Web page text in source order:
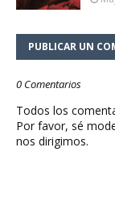
PUBLICAR UN
0 Comentarios
Todos los
Por favor, sé
nos dirigimos.